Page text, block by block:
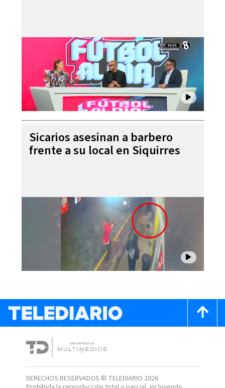
Sicarios asesinan a barbero
frente a su local en Siquirres
DERECHOS RESERVADOS © TELEDIARIO 2026